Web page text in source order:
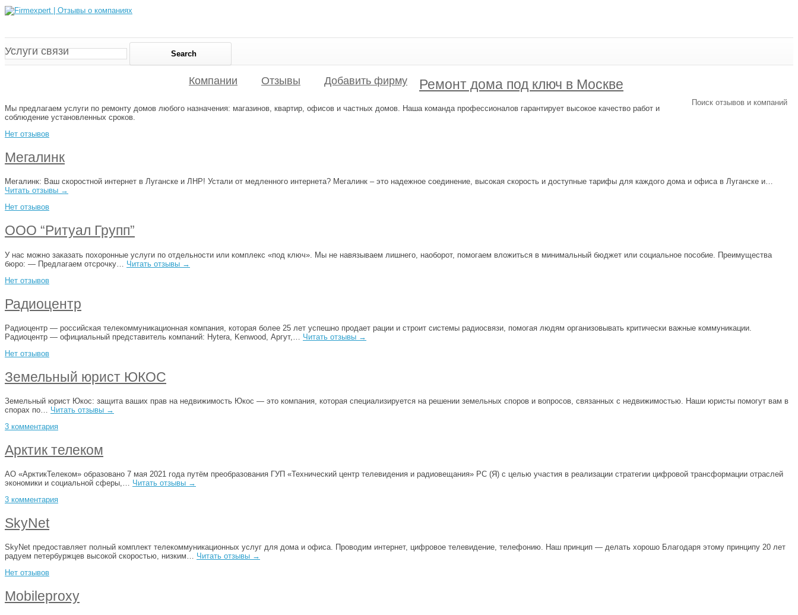
Поиск отзывов и компаний
Компании Отзывы Добавить фирму
Услуги связи
Ремонт дома под ключ в Москве
Мы предлагаем услуги по ремонту домов любого назначения: магазинов, квартир, офисов и частных домов. Наша команда профессионалов гарантирует высокое качество работ и
соблюдение установленных сроков.
Нет отзывов
Мегалинк
Мегалинк: Ваш скоростной интернет в Луганске и ЛНР! Устали от медленного интернета? Мегалинк – это надежное соединение, высокая скорость и доступные тарифы для каждого дома и офиса в Луганске и…
Читать отзывы →
Нет отзывов
ООО “Ритуал Групп”
У нас можно заказать похоронные услуги по отдельности или комплекс «под ключ». Мы не навязываем лишнего, наоборот, помогаем вложиться в минимальный бюджет или социальное пособие. Преимущества
бюро: — Предлагаем отсрочку… Читать отзывы →
Нет отзывов
Радиоцентр
Радиоцентр — российская телекоммуникационная компания, которая более 25 лет успешно продает рации и строит системы радиосвязи, помогая людям организовывать критически важные коммуникации.
Радиоцентр — официальный представитель компаний: Hytera, Kenwood, Аргут,… Читать отзывы →
Нет отзывов
Земельный юрист ЮКОС
Земельный юрист Юкос: защита ваших прав на недвижимость Юкос — это компания, которая специализируется на решении земельных споров и вопросов, связанных с недвижимостью. Наши юристы помогут вам в
спорах по… Читать отзывы →
3 комментария
Арктик телеком
АО «АрктикТелеком» образовано 7 мая 2021 года путём преобразования ГУП «Технический центр телевидения и радиовещания» РС (Я) с целью участия в реализации стратегии цифровой трансформации отраслей
экономики и социальной сферы,… Читать отзывы →
3 комментария
SkyNet
SkyNet предоставляет полный комплект телекоммуникационных услуг для дома и офиса. Проводим интернет, цифровое телевидение, телефонию. Наш принцип — делать хорошо Благодаря этому принципу 20 лет
радуем петербуржцев высокой скоростью, низким… Читать отзывы →
Нет отзывов
Mobileproxy